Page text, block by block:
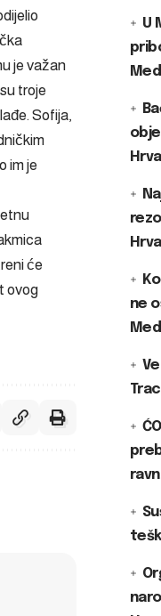
je važan
troje
Sofija,
im je
će
ovog
U
ne